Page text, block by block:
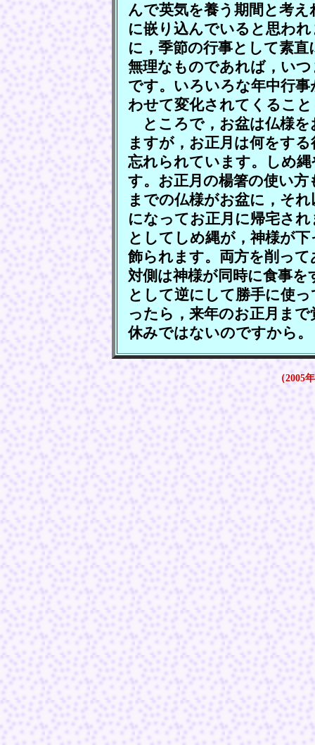
んで英気を養う期間と考
に嵌り込んでいると思わ
に，季節の行事として素
無理なものであれば，い
です。いろいろな年中行
わせて変化されてくるこ
ところで，お盆は仏様を
ますが，お正月は何をす
忘れられています。しめ
す。お正月の楊箸の使い
までの仏様がお盆に，そ
になってお正月に帰宅さ
としてしめ縄が，神様が
飾られます。両方を削っ
対側は神様が同時に食事
として逆にして勝手に使
ったら，来年のお正月ま
休みではないのですから。
（2005